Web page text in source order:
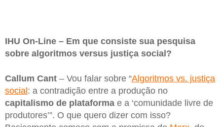
IHU On-Line – Em que consiste sua pesquisa
sobre algoritmos versus justiça social?
Callum Cant – Vou falar sobre “Algoritmos vs. justiça
social : a contradição entre a produção no
capitalismo de plataforma e a ‘comunidade livre de
produtores’”. O que quero dizer com isso?